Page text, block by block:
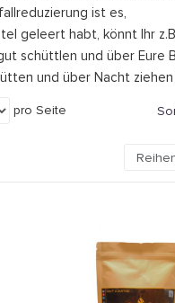
ist es,
geleert habt, könnt Ihr
schüttlen und über Eure
und über Nacht ziehen
pro Seite